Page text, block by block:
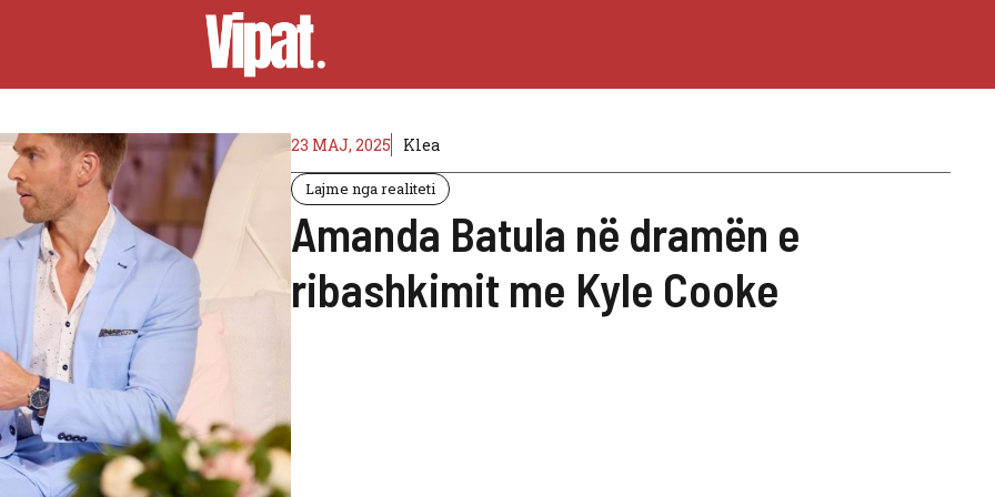
23 MAJ, 2025 Klea
Lajme nga realiteti
Amanda Batula në dramën e
ribashkimit me Kyle Cooke